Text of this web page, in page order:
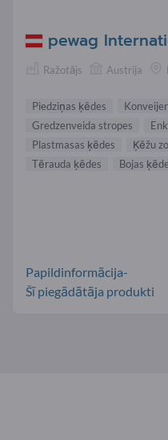
pewag
Ražotājs Austrija
Piedziņas ķēdes
Gredzenveida stropes
Plastmasas ķēdes
Ķēžu
Tērauda ķēdes
Bojas
Papildinformācija-
Šī piegādātāja produkti